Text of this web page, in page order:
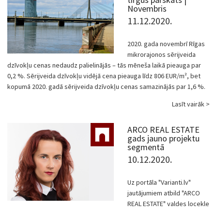
Novembris
11.12.2020.
2020. gada novembrī Rīgas
mikrorajonos sērijveida
dzīvokļu cenas nedaudz palielinājās – tās mēneša laikā pieauga par
0,2 %. Sērijveida dzīvokļu vidējā cena pieauga līdz 806 EUR/m², bet
kopumā 2020. gadā sērijveida dzīvokļu cenas samazinājās par 1,6 %.
Lasīt vairāk >
ARCO REAL ESTATE
gads jauno projektu
segmentā
10.12.2020.
Uz portāla "Varianti.lv"
jautājumiem atbild "ARCO
REAL ESTATE" valdes locekle